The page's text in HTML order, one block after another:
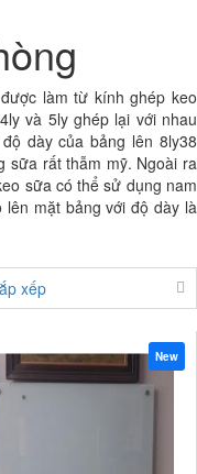
làm từ kính ghép keo
và 5ly ghép lại với nhau
dày của bảng lên 8ly38
sữa rất thẫm mỹ. Ngoài ra
sữa có thể sử dụng nam
mặt bảng với độ dày là
xếp
New